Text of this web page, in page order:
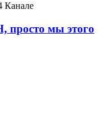
Канале
просто мы этого